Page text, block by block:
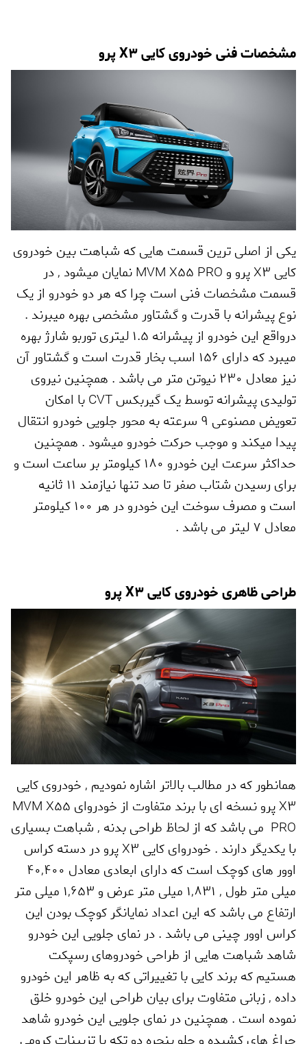
مشخصات فنی خودروی کاییX3پرو
یکی از اصلی ترین قسمت هایی که شباهت بین خودروی
کایی X3پرو و MVM X55 PROنمایان میشود ,در
قسمت مشخصات فنی است چرا که هر دو خودرو از یک
نوع پیشرانه با قدرت و گشتاور مشخصی بهره میبرند .
درواقع این خودرو از پیشرانه 1.5 لیتری توربو شارژ بهره
میبرد که دارای 156 اسب بخار قدرت است و گشتاور آن
نیز معادل 230 نیوتن متر می باشد . همچنین نیروی
تولیدی پیشرانه توسط یک گیربکسCVTبا امکان
تعویض مصنوعی 9 سرعته به محور جلویی خودرو انتقال
پیدا میکند و موجب حرکت خودرو میشود . همچنین
حداکثر سرعت این خودرو 180 کیلومتر بر ساعت است و
برای رسیدن شتاب صفر تا صد تنها نیازمند 11 ثانیه
است و مصرف سوخت این خودرو در هر 100 کیلومتر
معادل 7 لیتر می باشد .
طراحی ظاهری خودروی کاییX3پرو
همانطور که در مطالب بالاتر اشاره نمودیم ,خودروی کایی
X3پرو نسخه ای با برند متفاوت از خودروای MVM X55
PRO می باشد که از لحاظ طراحی بدنه ,شباهت بسیاری
با یکدیگر دارند . خودروای کایی X3پرو در دسته کراس
اوور های کوچک است که دارای ابعادی معادل 40,400
میلی متر طول ,
1,831 میلی متر عرض و 1,653 میلی متر
ارتفاع می باشد که این اعداد نمایانگر کوچک بودن این
کراس اوور چینی می باشد . در نمای جلویی این خودرو
شاهد شباهت هایی از طراحی خودروهای رسپکت
هستیم که برند کایی با تغییراتی که به ظاهر این خودرو
داده ,زبانی متفاوت برای بیان طراحی این خودرو خلق
نموده است . همچنین در نمای جلویی این خودرو شاهد